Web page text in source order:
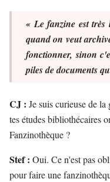
« Le fanzine est très
quand on veut
fonctionner, sinon
piles de documents
CJ : Je suis curieuse de
tes études bibliothécaires
Fanzinothèque ?
Stef : Oui. Ce n'est pas
pour faire une